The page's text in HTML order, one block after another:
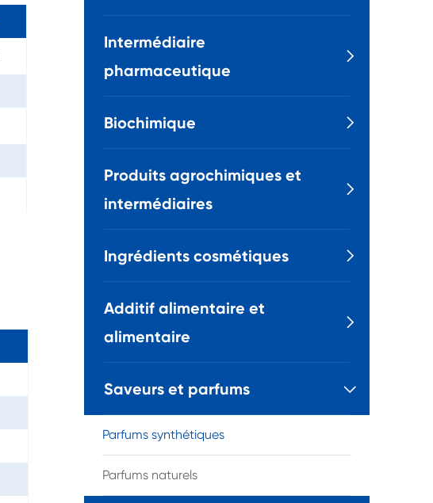
Intermédiaire
pharmaceutique

Biochimique 
Produits agrochimiques et
intermédiaires

Ingrédients cosmétiques 
Additif alimentaire et
alimentaire

Saveurs et parfums 
Parfums synthétiques
Parfums naturels